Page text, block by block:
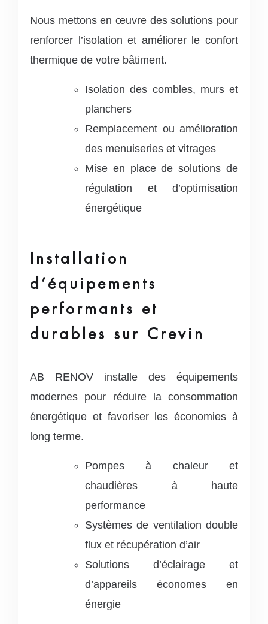
Nous mettons en œuvre des solutions pour
renforcer l’isolation et améliorer le confort
thermique de votre bâtiment.
Isolation des combles, murs et
planchers
Remplacement ou amélioration
des menuiseries et vitrages
Mise en place de solutions de
régulation et d’optimisation
énergétique
Installation
d’équipements
performants et
durables sur Crevin
AB RENOV installe des équipements
modernes pour réduire la consommation
énergétique et favoriser les économies à
long terme.
Pompes à chaleur et
chaudières à haute
performance
Systèmes de ventilation double
flux et récupération d’air
Solutions d’éclairage et
d’appareils économes en
énergie